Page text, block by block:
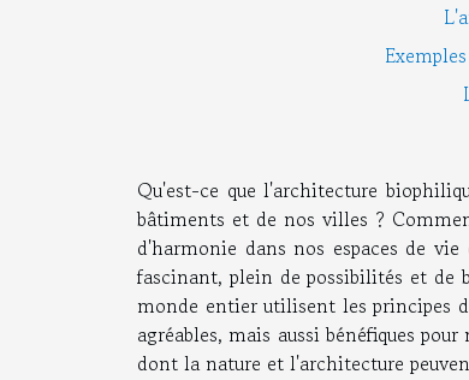
Qu'est-ce que l'architecture
bâtiments et de nos villes ?
d'harmonie dans nos espaces de
fascinant, plein de possibilités et de
monde entier utilisent les principes
agréables, mais aussi bénéfiques
dont la nature et l'architecture